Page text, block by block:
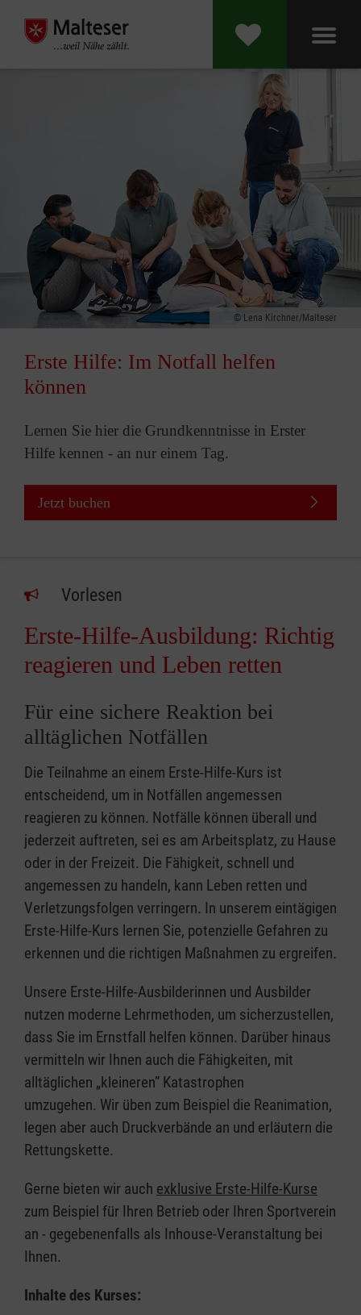
Lena Kirchner/Malteser
Erste Hilfe: Im Notfall helfen
können
Lernen Sie hier die Grundkenntnisse in Erster
Hilfe kennen - an nur einem Tag.
Jetzt buchen
Vorlesen
Erste-Hilfe-Ausbildung: Richtig
reagieren und Leben retten
Für eine sichere Reaktion bei
alltäglichen Notfällen
Die Teilnahme an einem Erste-Hilfe-Kurs ist
entscheidend, um in Notfällen angemessen
reagieren zu können. Notfälle können überall und
jederzeit auftreten, sei es am Arbeitsplatz, zu Hause
oder in der Freizeit. Die Fähigkeit, schnell und
angemessen zu handeln, kann Leben retten und
Verletzungsfolgen verringern. In unserem eintägigen
Erste-Hilfe-Kurs lernen Sie, potenzielle Gefahren zu
erkennen und die richtigen Maßnahmen zu ergreifen.
Unsere Erste-Hilfe-Ausbilderinnen und Ausbilder
nutzen moderne Lehrmethoden, um sicherzustellen,
dass Sie im Ernstfall helfen können. Darüber hinaus
vermitteln wir Ihnen auch die Fähigkeiten, mit
alltäglichen „kleineren” Katastrophen
umzugehen. Wir üben zum Beispiel die Reanimation,
legen aber auch Druckverbände an und erläutern die
Rettungskette.
Gerne bieten wir auch exklusive Erste-Hilfe-Kurse
zum Beispiel für Ihren Betrieb oder Ihren Sportverein
an - gegebenenfalls als Inhouse-Veranstaltung bei
Ihnen.
Inhalte des Kurses: